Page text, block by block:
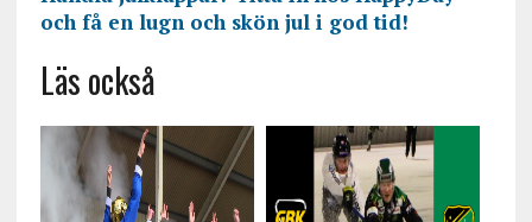
och få en lugn och skön jul i god tid!
Läs också